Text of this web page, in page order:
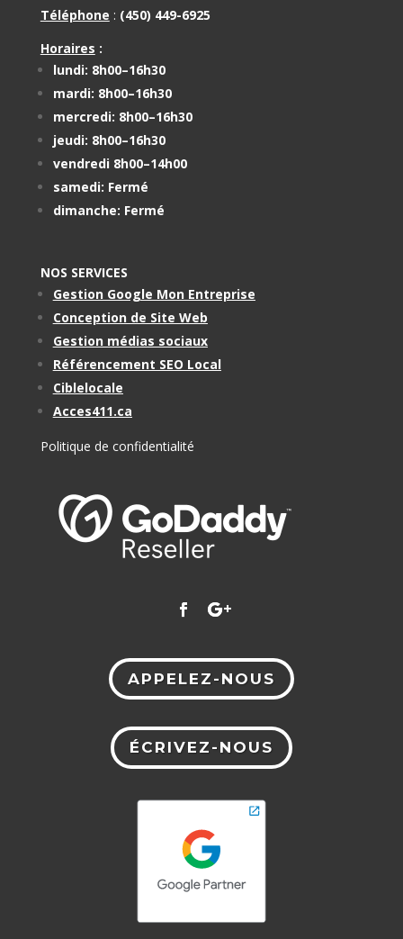
Téléphone : (450) 449-6925
Horaires :
lundi: 8h00–16h30
mardi: 8h00–16h30
mercredi: 8h00–16h30
jeudi: 8h00–16h30
vendredi 8h00–14h00
samedi: Fermé
dimanche: Fermé
NOS SERVICES
Gestion Google Mon Entreprise
Conception de Site Web
Gestion médias sociaux
Référencement SEO Local
Ciblelocale
Acces411.ca
Politique de confidentialité
APPELEZ-NOUS
ÉCRIVEZ-NOUS